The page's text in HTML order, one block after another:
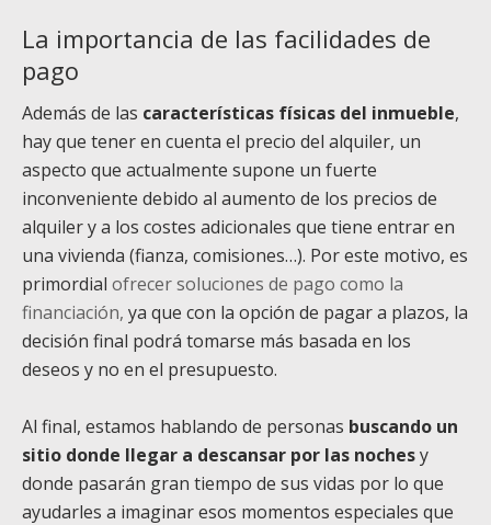
La importancia de las facilidades de
pago
Además de las características físicas del inmueble,
hay que tener en cuenta el precio del alquiler, un
aspecto que actualmente supone un fuerte
inconveniente debido al aumento de los precios de
alquiler y a los costes adicionales que tiene entrar en
una vivienda (fianza, comisiones…). Por este motivo, es
primordial ofrecer soluciones de pago como la
financiación, ya que con la opción de pagar a plazos, la
decisión final podrá tomarse más basada en los
deseos y no en el presupuesto.
Al final, estamos hablando de personas buscando un
sitio donde llegar a descansar por las nochesy
donde pasarán gran tiempo de sus vidas por lo que
ayudarles a imaginar esos momentos especiales que